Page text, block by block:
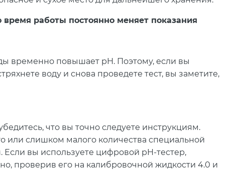
время работы постоянно меняет показания
временно повышает pH. Поэтому, если вы
воду и снова проведете тест, вы заметите,
что вы точно следуете инструкциям.
слишком малого количества специальной
Если вы используете цифровой pH-тестер,
проверив его на калибровочной жидкости 4.0 и